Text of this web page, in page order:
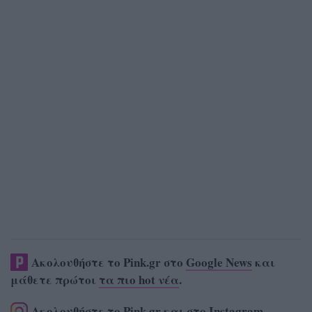
Ακολουθήστε το Pink.gr στο Google News και
μάθετε πρώτοι τα πιο hot νέα.